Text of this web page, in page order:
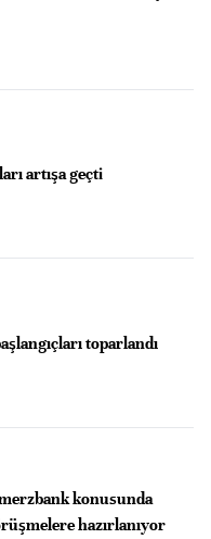
artışa geçti
toparlandı
konusunda
hazırlanıyor